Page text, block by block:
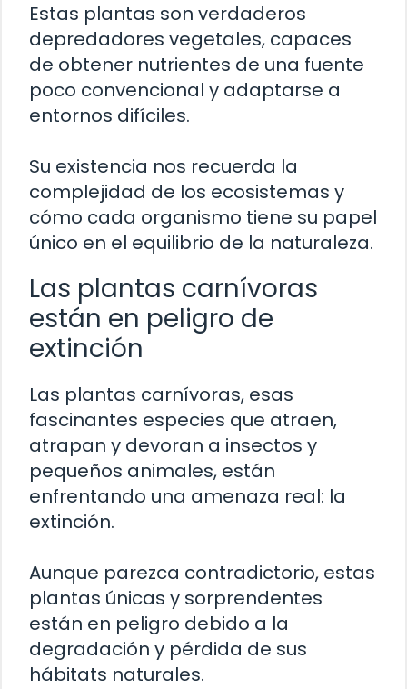
Estas plantas son verdaderos
depredadores vegetales, capaces
de obtener nutrientes de una fuente
poco convencional y adaptarse a
entornos difíciles.
Su existencia nos recuerda la
complejidad de los ecosistemas y
cómo cada organismo tiene su papel
único en el equilibrio de la naturaleza.
Las plantas carnívoras
están en peligro de
extinción
Las plantas carnívoras, esas
fascinantes especies que atraen,
atrapan y devoran a insectos y
pequeños animales, están
enfrentando una amenaza real: la
extinción.
Aunque parezca contradictorio, estas
plantas únicas y sorprendentes
están en peligro debido a la
degradación y pérdida de sus
hábitats naturales.